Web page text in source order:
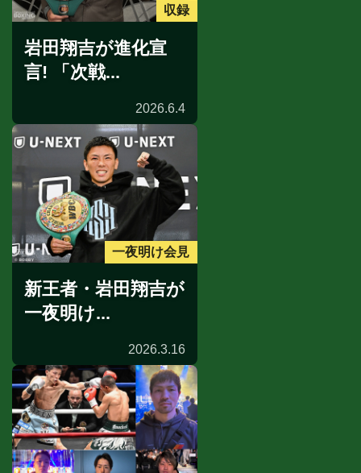
収録
岩田翔吉が進化宣
言! 「次戦...
2026.6.4
一夜明け会見
新王者・岩田翔吉が
一夜明け...
2026.3.16